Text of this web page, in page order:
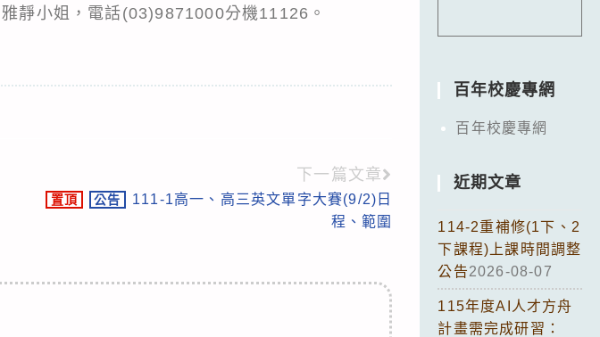
靜小姐，電話(03)9871000分機11126。
下一篇文章
置頂 公告
111-1高一、高三英文單字大賽(9/2)日
程、範圍
百年校慶專網
百年校慶專網
近期文章
114-2重補修(1下、2
下課程)上課時間調整
公告2026-08-07
115年度AI人才方舟
計畫需完成研習：